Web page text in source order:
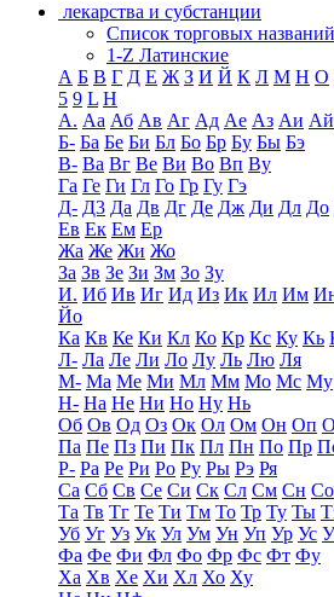
лекарства и субстанции
Список торговых
1-Z Латинские
А Б В Г Д Е Ж З И Й К Л М Н О
5 9 L H
А. Аа Аб Ав Аг Ад Ае Аз Аи Ай
Б- Ба Бе Би Бл Бо Бр Бу Бы Бэ
В- Ва Вг Ве Ви Во Вп Ву
Га Ге Ги Гл Го Гр Гу Гэ
Д- Д3 Да Дв Дг Де Дж Ди Дл До
Ев Ек Ем Ер
Жа Же Жи Жо
За Зв Зе Зи Зм Зо Зу
И. Иб Ив Иг Ид Из Ик Ил Им
Йо
Ка Кв Ке Ки Кл Ко Кр Кс Ку Кь
Л- Ла Ле Ли Ло Лу Ль Лю Ля
М- Ма Ме Ми Мл Мм Мо Мс Му
Н- На Не Ни Но Ну Нь
Об Ов Од Оз Ок Ол Ом Он Оп
Па Пе Пз Пи Пк Пл Пн По Пр
Р- Ра Ре Ри Ро Ру Ры Рэ Ря
Са Сб Св Се Си Ск Сл См Сн Со
Та Тв Тг Те Ти Тм То Тр Ту Ты
Уб Уг Уз Ук Ул Ум Ун Уп Ур Ус
Фа Фе Фи Фл Фо Фр Фс Фт Фу
Ха Хв Хе Хи Хл Хо Ху